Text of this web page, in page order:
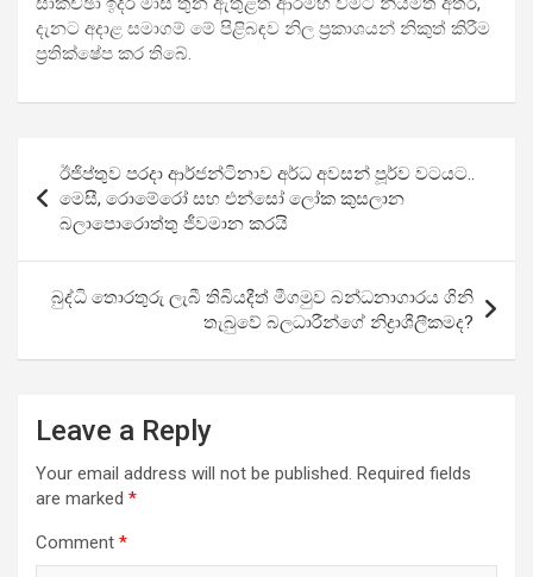
දැනට අදාළ සමාගම් මේ පිළිබඳව නිල ප්‍රකාශයන් නිකුත් කිරීම
ප්‍රතික්ෂේප කර තිබේ.
Post
navigation
ඊජිප්තුව පරදා ආර්ජන්ටිනාව අර්ධ අවසන් පූර්ව වටයට..
මෙසී, රොමේරෝ සහ එන්සෝ ලෝක කුසලාන
බලාපොරොත්තු ජීවමාන කරයි
බුද්ධි තොරතුරු ලැබී තිබියදීත් මීගමුව බන්ධනාගාරය ගිනි
තැබුවේ බලධාරීන්ගේ නිද්‍රාශීලීකමද?
Leave a Reply
Your email address will not be published. Required fields
are marked *
Comment *